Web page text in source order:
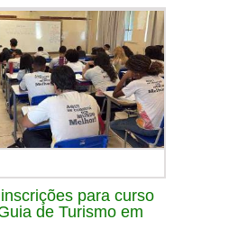
para curso
de Turismo em